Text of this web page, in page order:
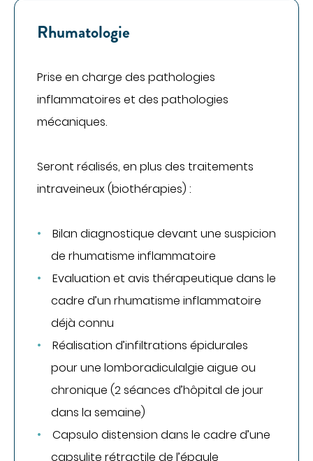
La recherche clinique
RECRUTEMENT
ESPACE PROFESSIONNELS DE SANTÉ
Actualités
Communiqués de presse
Demandes presse
NOUS SOUTENIR
Découvrir Hospidon
Les projets
Faire un don
Espace entreprises
CENTRES D'EXPERTISE
Infections ostéo-articulaires
Maladies lysosomales
Rhumatologie
Prise en charge des pathologies
inflammatoires et des pathologies
mécaniques.
Seront réalisés, en plus des traitements
intraveineux (biothérapies) :
Bilan diagnostique devant une suspicion
de rhumatisme inflammatoire
Evaluation et avis thérapeutique dans le
cadre d’un rhumatisme inflammatoire
déjà connu
Réalisation d’infiltrations épidurales
pour une lomboradiculalgie aigue ou
chronique (2 séances d’hôpital de jour
dans la semaine)
Capsulo distension dans le cadre d’une
capsulite rétractile de l’épaule